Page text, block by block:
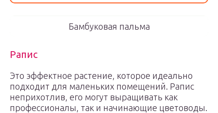
Бамбуковая пальма
Рапис
Это эффектное растение, которое идеально
подходит для маленьких помещений. Рапис
неприхотлив, его могут выращивать как
профессионалы, так и начинающие цветоводы.